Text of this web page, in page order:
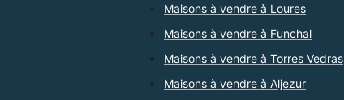
Maisons à vendre à Loures
Maisons à vendre à Funchal
Maisons à vendre à Torres Vedras
Maisons à vendre à Aljezur